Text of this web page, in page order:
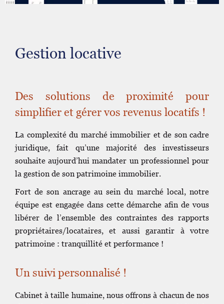
Gestion locative
Des solutions de proximité pour
simplifier et gérer vos revenus locatifs !
La complexité du marché immobilier et de son cadre
juridique, fait qu’une majorité des investisseurs
souhaite aujourd’hui mandater un professionnel pour
la gestion de son patrimoine immobilier.
Fort de son ancrage au sein du marché local, notre
équipe est engagée dans cette démarche afin de vous
libérer de l’ensemble des contraintes des rapports
propriétaires/locataires, et aussi garantir à votre
patrimoine : tranquillité et performance !
Un suivi personnalisé !
Cabinet à taille humaine, nous offrons à chacun de nos